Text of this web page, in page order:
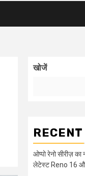
खोजें
ओप्पो रेनो सीरीज़
लेटेस्ट Reno 16